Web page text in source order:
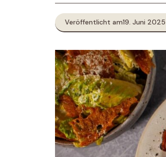
Veröffentlicht am19. Juni 2025